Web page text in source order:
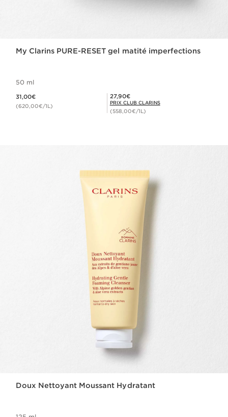
My Clarins PURE-RESET gel matité imperfections
50 ml
31,00€
(620,00€/1L)
Prix Club Clarins 27,90€
27,90€
PRIX CLUB CLARINS
(558,00€/1L)
Doux Nettoyant Moussant Hydratant